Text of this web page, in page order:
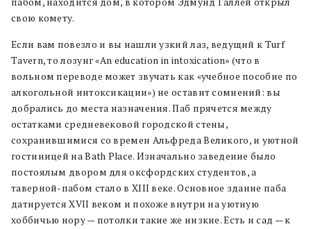
свою комету.
Если вам повезло и вы нашли узкий лаз, ведущий к Turf
Tavern, то лозунг «An education in intoxication» (что в
вольном переводе может звучать как «учебное пособие по
алкогольной интоксикации») не оставит сомнений: вы
добрались до места назначения. Паб прячется между
остатками средневековой городской стены,
сохранившимися со времен Альфреда Великого, и уютной
гостиницей на Bath Place. Изначально заведение было
постоялым двором для оксфордских студентов, а
таверной-пабом стало в XIII веке. Основное здание паба
датируется XVII веком и похоже внутри на уютную
хоббичью нору — потолки такие же низкие. Есть и сад — к